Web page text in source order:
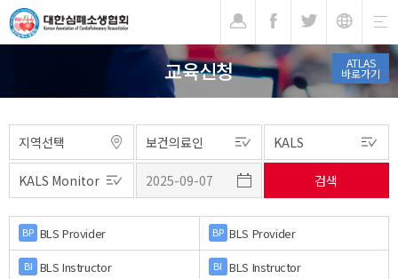
ATLAS
바로가기
교육신청
BP BLS Provider BP BLS Provider
BI BLS Instructor BI BLS Instructor